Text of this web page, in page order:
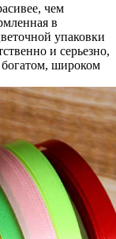
чем
в
упаковки
и серьезно,
богатом, широком